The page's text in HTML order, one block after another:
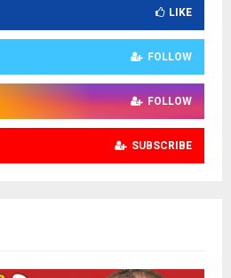
LIKE
FOLLOW
FOLLOW
SUBSCRIBE